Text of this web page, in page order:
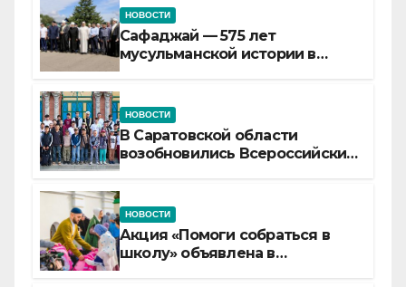
НОВОСТИ
Сафаджай — 575 лет
мусульманской истории в
НОВОСТИ
В Саратовской области
возобновились Всероссийские
НОВОСТИ
Акция «Помоги собраться в
школу» объявлена в